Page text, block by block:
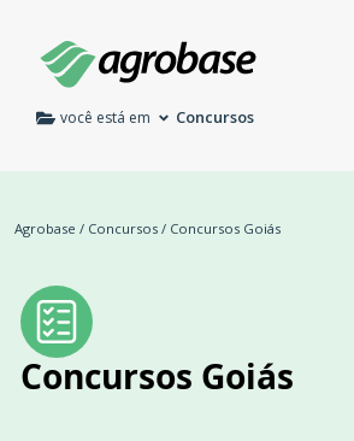
você está em Concursos
Agrobase / Concursos / Concursos Goiás
Concursos Goiás